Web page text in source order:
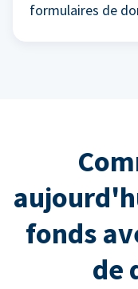
formulaires de
fonds
de